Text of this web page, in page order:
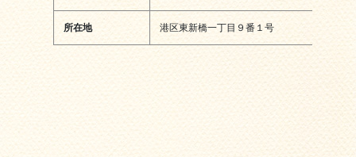
所在地 港区東新橋一丁目９番１号